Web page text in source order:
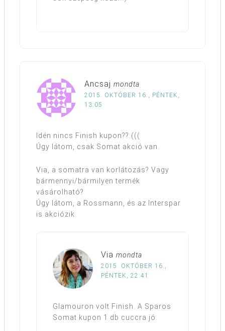
Ancsaj mondta
2015. OKTÓBER 16., PÉNTEK,
13:05
Idén nincs Finish kupon??:(((
Úgy látom, csak Somat akció van.
Via, a somatra van korlátozás? Vagy
bármennyi/bármilyen termék
vásárolható?
Úgy látom, a Rossmann, és az Interspar
is akciózik.
Via mondta
2015. OKTÓBER 16.,
PÉNTEK, 22:41
Glamouron volt Finish. A Sparos
Somat kupon 1 db cuccra jó.